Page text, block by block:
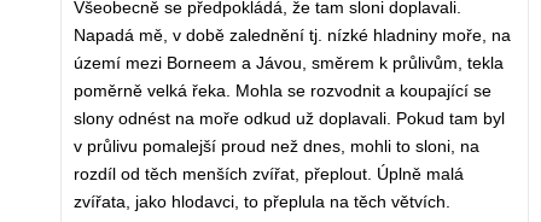
Všeobecně se předpokládá, že tam sloni doplavali.
Napadá mě, v době zalednění tj. nízké hladniny moře, na
území mezi Borneem a Jávou, směrem k průlivům, tekla
poměrně velká řeka. Mohla se rozvodnit a koupající se
slony odnést na moře odkud už doplavali. Pokud tam byl
v průlivu pomalejší proud než dnes, mohli to sloni, na
rozdíl od těch menších zvířat, přeplout. Úplně malá
zvířata, jako hlodavci, to přeplula na těch větvích.